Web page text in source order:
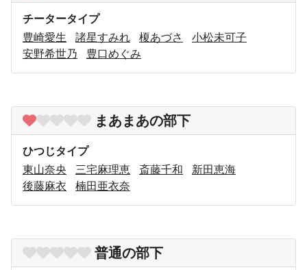
チータータイプ
豊崎愛生
諸星すみれ 榎あづさ
小松未可子
安野希世乃
豊口めぐみ
まあまあの部下
ひつじタイプ
東山奈央
三宅麻理恵 斎藤千和
新田恵海
後藤麻衣
楠田亜衣奈
普通の部下